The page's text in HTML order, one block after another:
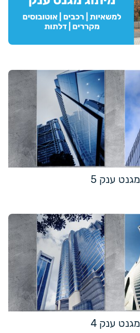
מגנט ענק 5
מגנט ענק 4